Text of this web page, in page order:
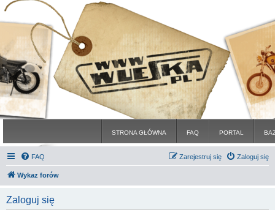
STRONA GŁÓWNA FAQ PORTAL
FAQ Zaloguj się
Zarejestruj się
Wykaz forów
Zaloguj się